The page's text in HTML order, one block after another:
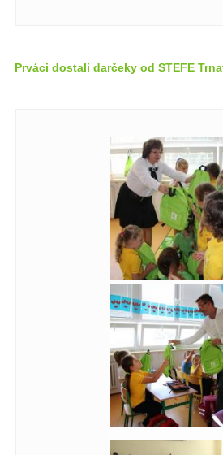
Prváci dostali darčeky od STEFE